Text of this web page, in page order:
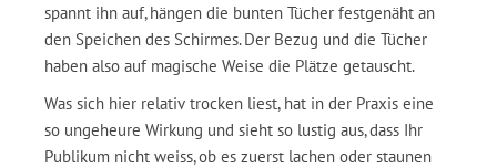
spannt ihn auf, hängen die bunten Tücher festgenäht an
den Speichen des Schirmes. Der Bezug und die Tücher
haben also auf magische Weise die Plätze getauscht.
Was sich hier relativ trocken liest, hat in der Praxis eine
so ungeheure Wirkung und sieht so lustig aus, dass Ihr
Publikum nicht weiss, ob es zuerst lachen oder staunen